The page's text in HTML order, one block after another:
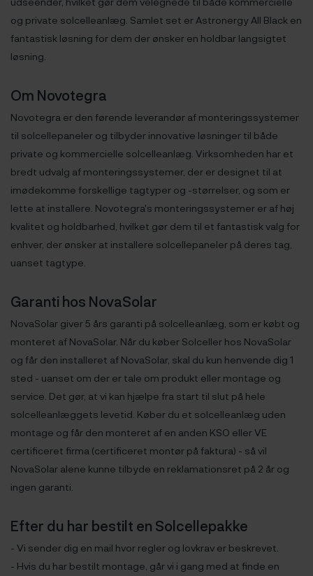
og private solcelleanlæg. Samlet set er Astronergy All Black en
fantastisk løsning for dem der ønsker en holdbar langsigtet
løsning.
Om Novotegra
Novotegra er den førende leverandør af monteringssystemer
til solcellepaneler og tilbyder innovative løsninger til både
private og kommercielle solcelleanlæg. Virksomheden har et
bredt udvalg af monteringssystemer, der er designet til at
imødekomme forskellige tagtyper og -størrelser, og som er
lette at installere. Novotegra's monteringssystemer er af høj
kvalitet og holdbarhed, hvilket gør dem til et fantastisk valg for
enhver, der ønsker at installere solcellepaneler på deres tag,
uanset tagtype.
Garanti hos NovaSolar
NovaSolar giver 5 års garanti på solcelleanlæg, som er købt og
monteret af NovaSolar. Når du køber Solceller hos NovaSolar
og får den installeret af NovaSolar, skal du kun henvende dig 1
sted - uanset om der er tale om produkt eller montage og
service. Det gør, at vi kan hjælpe fra start til slut på hele
solcelleanlæggets levetid. Køber du et solcelleanlæg uden
montage og får den monteret af en anden KSO eller VE
certificeret firma (certificeret montør på faktura) - så vil
NovaSolar alene kunne tilbyde en reklamationsret på 2 år og
ingen garanti.
Efter du har bestilt en Solcellepakke
- Vi sender dig en mail hvor regler og lovkrav er beskrevet.
- Hvis du har bestilt montage, går vi i gang med at finde en